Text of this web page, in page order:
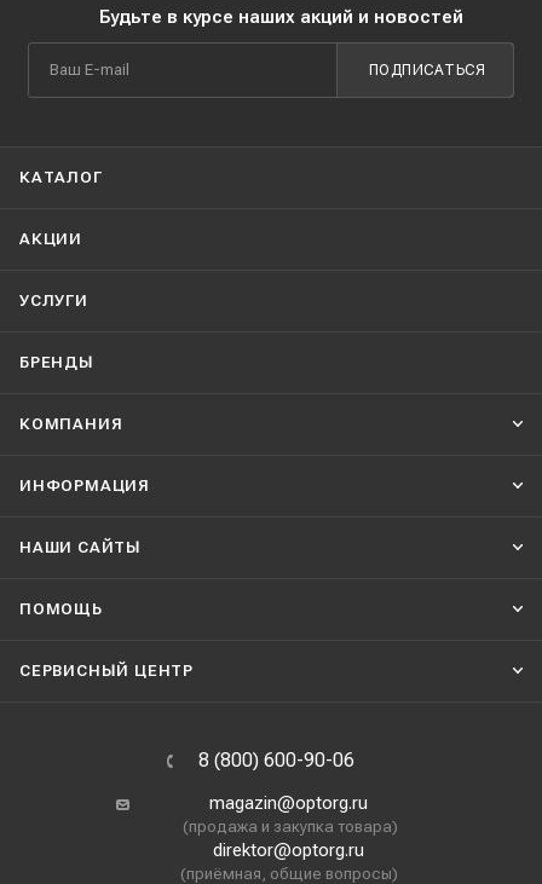
Будьте в курсе наших акций и новостей
ПОДПИСАТЬСЯ
КАТАЛОГ
АКЦИИ
УСЛУГИ
БРЕНДЫ
КОМПАНИЯ
ИНФОРМАЦИЯ
НАШИ CАЙТЫ
ПОМОЩЬ
СЕРВИСНЫЙ ЦЕНТР
8 (800) 600-90-06
magazin@optorg.ru
(продажа и закупка товара)
direktor@optorg.ru
(приёмная, общие вопросы)